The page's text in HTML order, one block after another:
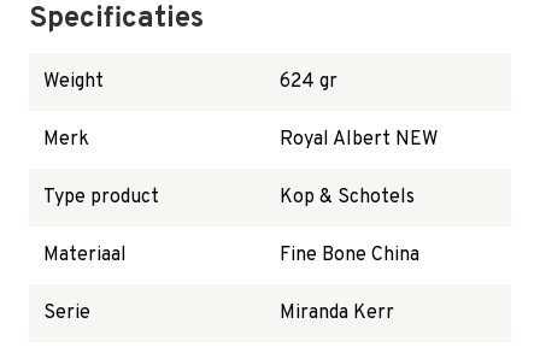
Specificaties
Weight 624 gr
Merk Royal Albert NEW
Type product Kop & Schotels
Materiaal Fine Bone China
Serie Miranda Kerr